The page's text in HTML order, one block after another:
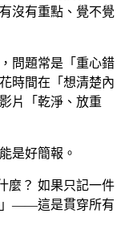
沒有重點、覺不覺
問題常是「重心錯
時間在「想清楚內
片「乾淨、放重
是好簡報。
麼？ 如果只記一件
」——這是貫穿所有